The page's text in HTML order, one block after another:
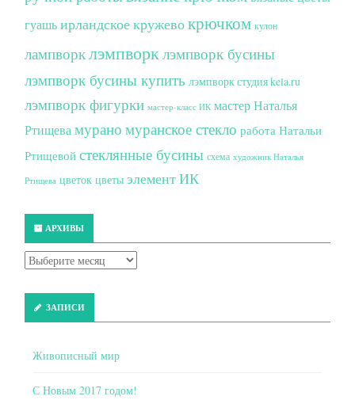
гуашьирландское кружевокрючком кулон
лампворклэмпворклэмпворк бусины
лэмпворк бусины купить лэмпворк студия kela.ru
лэмпворк фигурки мастер-класс ИК мастер Наталья
Ртищевамурано муранское стекло работа Натальи
Ртищевой стеклянные бусины схема художник Наталья
Ртищева цветок цветы элемент ИК
АРХИВЫ
ЗАПИСИ
Живописный мир
С Новым 2017 годом!